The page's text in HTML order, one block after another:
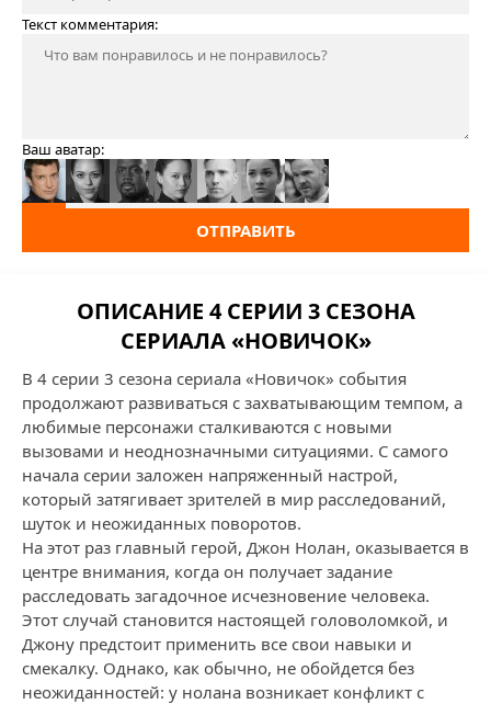
Текст комментария:
Ваш аватар:
ОТПРАВИТЬ
ОПИСАНИЕ 4 СЕРИИ 3 СЕЗОНА
СЕРИАЛА «НОВИЧОК»
В 4 серии 3 сезона сериала «Новичок» события
продолжают развиваться с захватывающим темпом, а
любимые персонажи сталкиваются с новыми
вызовами и неоднозначными ситуациями. С самого
начала серии заложен напряженный настрой,
который затягивает зрителей в мир расследований,
шуток и неожиданных поворотов.
На этот раз главный герой, Джон Нолан, оказывается в
центре внимания, когда он получает задание
расследовать загадочное исчезновение человека.
Этот случай становится настоящей головоломкой, и
Джону предстоит применить все свои навыки и
смекалку. Однако, как обычно, не обойдется без
неожиданностей: у нолана возникает конфликт с